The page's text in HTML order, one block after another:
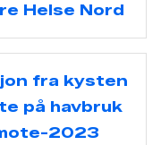
Helse Nord
fra kysten
på havbruk
2023